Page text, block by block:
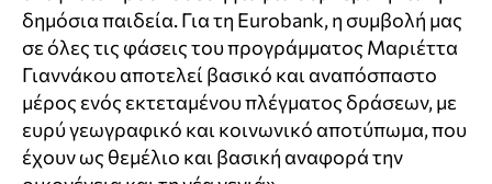
δημόσια παιδεία. Για τη Eurobank, η συμβολή μας
σε όλες τις φάσεις του προγράμματος Μαριέττα
Γιαννάκου αποτελεί βασικό και αναπόσπαστο
μέρος ενός εκτεταμένου πλέγματος δράσεων, με
ευρύ γεωγραφικό και κοινωνικό αποτύπωμα, που
έχουν ως θεμέλιο και βασική αναφορά την